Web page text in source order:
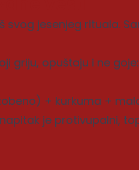
svog jesenjeg rituala.
griju, opuštaju i ne goje:
+ kurkuma +
je protivupalni,